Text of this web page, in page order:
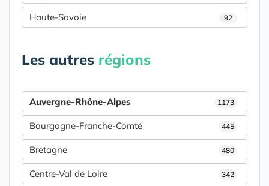
Haute-Savoie 92
Les autres régions
Auvergne-Rhône-Alpes 1173
Bourgogne-Franche-Comté 445
Bretagne 480
Centre-Val de Loire 342